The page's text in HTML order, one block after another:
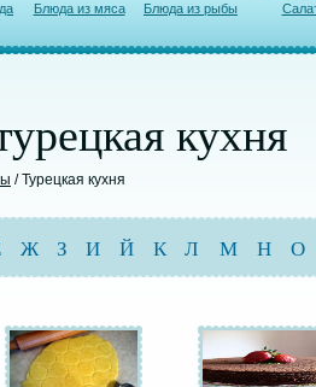
Блюда из мяса Блюда из рыбы
кухня
/ Турецкая кухня
Ж З И Й К Л М Н О